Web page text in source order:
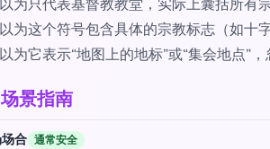
为只代表基督教教堂，实际上囊括所有宗
为这个符号包含具体的宗教标志（如十
为它表示“地图上的地标”或“集会地点”，
景指南
合 通常安全